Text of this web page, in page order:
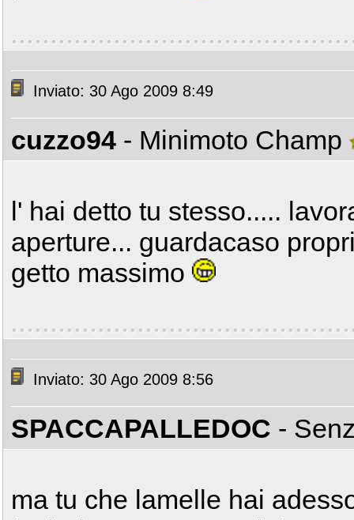
Inviato: 30 Ago 2009 8:49
cuzzo94 - Minimoto Champ
l' hai detto tu stesso.....
aperture... guardacaso
getto massimo
Inviato: 30 Ago 2009 8:56
SPACCAPALLEDOC -
ma tu che lamelle hai